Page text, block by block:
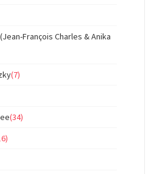
François Charles & Anika
(7)
(34)